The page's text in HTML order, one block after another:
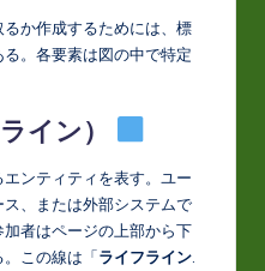
か作成するためには、標
。各要素は図の中で特定
イン）
ンティティを表す。ユー
、または外部システムで
者はページの上部から下
この線は「ライフライン